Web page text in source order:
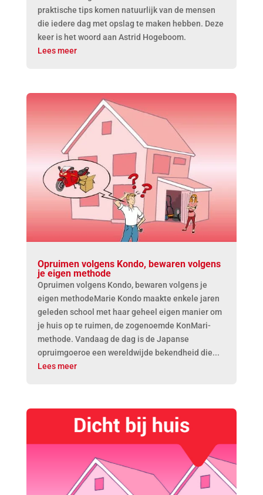
praktische tips komen natuurlijk van de mensen
die iedere dag met opslag te maken hebben. Deze
keer is het woord aan Astrid Hogeboom.
Lees meer
Opruimen volgens Kondo, bewaren volgens
je eigen methode
Opruimen volgens Kondo, bewaren volgens je
eigen methodeMarie Kondo maakte enkele jaren
geleden school met haar geheel eigen manier om
je huis op te ruimen, de zogenoemde KonMari-
methode. Vandaag de dag is de Japanse
opruimgoeroe een wereldwijde bekendheid die...
Lees meer